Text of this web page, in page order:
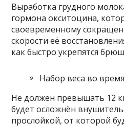
Выработка грудного
гормона окситоцина,
своевременному
скорости её
как быстро укрепятся
Набор веса во
Не должен превышать 12
будет осложнён
прослойкой, от которой